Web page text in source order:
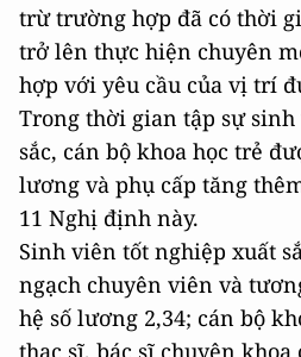
trừ trường hợp đã có thời
trở lên thực hiện chuyên
hợp với yêu cầu của vị trí
Trong thời gian tập sự
sắc, cán bộ khoa học trẻ
lương và phụ cấp tăng
11 Nghị định này.
Sinh viên tốt nghiệp xuất
ngạch chuyên viên và
hệ số lương 2,34; cán bộ
thạc sĩ, bác sĩ chuyên